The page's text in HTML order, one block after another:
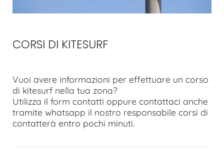
CORSI DI KITESURF
Vuoi avere informazioni per effettuare un corso
di kitesurf nella tua zona?
Utilizza il form contatti oppure contattaci anche
tramite whatsapp il nostro responsabile corsi di
contatterà entro pochi minuti.